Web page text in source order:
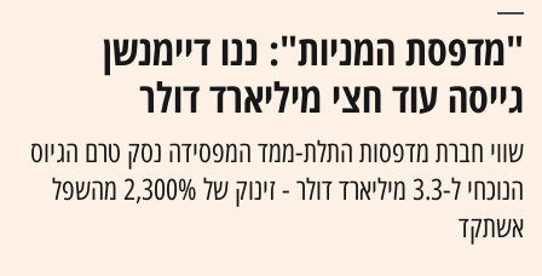
"מדפסת המניות": ננו דיימנשן
גייסה עוד חצי מיליארד דולר
שווי חברת מדפסות התלת-ממד המפסידה נסק טרם הגיוס
הנוכחי ל-3.3 מיליארד דולר - זינוק של 2,300% מהשפל
אשתקד